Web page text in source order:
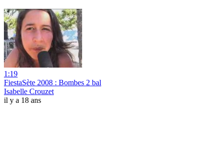
1:19
FiestaSète 2008 : Bombes 2 bal
Isabelle Crouzet
il y a 18 ans